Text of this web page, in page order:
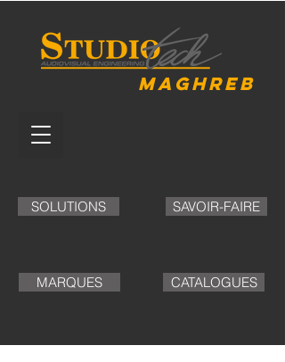
MAGHREB
SOLUTIONS SAVOIR-FAIRE
MARQUES CATALOGUES